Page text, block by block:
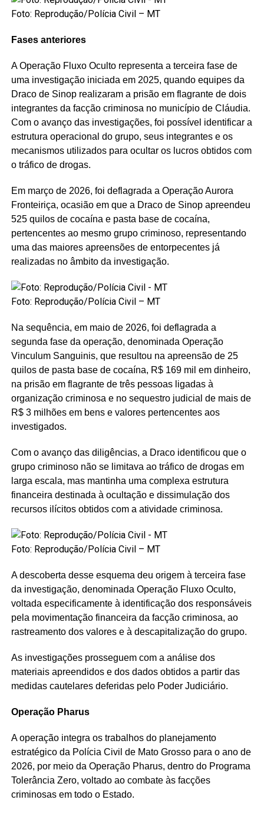
Foto: Reprodução/Polícia Civil – MT
Fases anteriores
A Operação Fluxo Oculto representa a terceira fase de
uma investigação iniciada em 2025, quando equipes da
Draco de Sinop realizaram a prisão em flagrante de dois
integrantes da facção criminosa no município de Cláudia.
Com o avanço das investigações, foi possível identificar a
estrutura operacional do grupo, seus integrantes e os
mecanismos utilizados para ocultar os lucros obtidos com
o tráfico de drogas.
Em março de 2026, foi deflagrada a Operação Aurora
Fronteiriça, ocasião em que a Draco de Sinop apreendeu
525 quilos de cocaína e pasta base de cocaína,
pertencentes ao mesmo grupo criminoso, representando
uma das maiores apreensões de entorpecentes já
realizadas no âmbito da investigação.
Foto: Reprodução/Polícia Civil – MT
Na sequência, em maio de 2026, foi deflagrada a
segunda fase da operação, denominada Operação
Vinculum Sanguinis, que resultou na apreensão de 25
quilos de pasta base de cocaína, R$ 169 mil em dinheiro,
na prisão em flagrante de três pessoas ligadas à
organização criminosa e no sequestro judicial de mais de
R$ 3 milhões em bens e valores pertencentes aos
investigados.
Com o avanço das diligências, a Draco identificou que o
grupo criminoso não se limitava ao tráfico de drogas em
larga escala, mas mantinha uma complexa estrutura
financeira destinada à ocultação e dissimulação dos
recursos ilícitos obtidos com a atividade criminosa.
Foto: Reprodução/Polícia Civil – MT
A descoberta desse esquema deu origem à terceira fase
da investigação, denominada Operação Fluxo Oculto,
voltada especificamente à identificação dos responsáveis
pela movimentação financeira da facção criminosa, ao
rastreamento dos valores e à descapitalização do grupo.
As investigações prosseguem com a análise dos
materiais apreendidos e dos dados obtidos a partir das
medidas cautelares deferidas pelo Poder Judiciário.
Operação Pharus
A operação integra os trabalhos do planejamento
estratégico da Polícia Civil de Mato Grosso para o ano de
2026, por meio da Operação Pharus, dentro do Programa
Tolerância Zero, voltado ao combate às facções
criminosas em todo o Estado.